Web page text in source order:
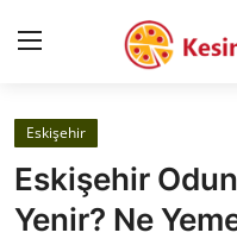
AnaSayfa
Gizlilik Sözleşmesi
Eskişehir
Eskişehir
Yenir? Ne